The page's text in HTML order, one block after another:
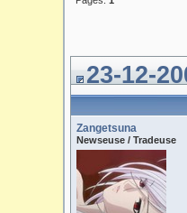
23-12-
Zangetsuna
Newseuse / Tradeuse